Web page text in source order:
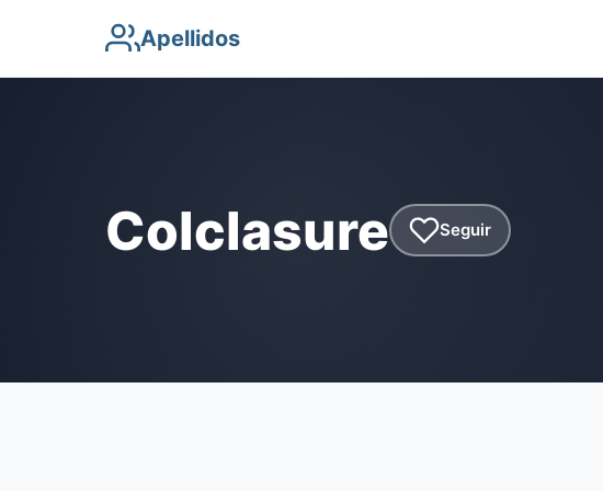
Apellidos
Colclasure Seguir